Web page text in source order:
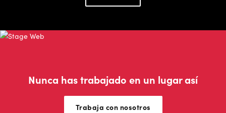
Nunca has trabajado en un lugar así
Trabaja con nosotros